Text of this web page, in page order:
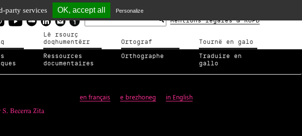
Mentions légales & RGPD
Lé rsourç
doqhumentérr
Ortograf Tournë en galo
Ressources
documentaires
Orthographe
Traduire en
gallo
Becerra Zita
en français e brezhoneg in English
party services OK, accept all Personalize